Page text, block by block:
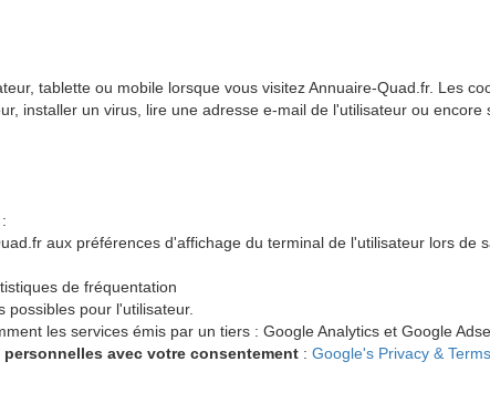
tablette ou mobile lorsque vous visitez Annuaire-Quad.fr. Les
installer un virus, lire une adresse e-mail de l'utilisateur ou
aux préférences d'affichage du terminal de l'utilisateur lors de
de fréquentation
pour l'utilisateur.
les services émis par un tiers : Google Analytics et Google
avec votre consentement : Google's Privacy &